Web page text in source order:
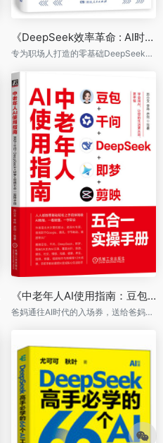
《DeepSeek效率革命 : AI时代的职场进化手册》
专为职场人打造的零基础DeepSeek使用指南
《中老年人AI使用指南：豆包+千问+DeepSeek+即梦+剪映五合一实操手册》
爸妈通往AI时代的入场券，送给爸妈，让他们跟上这个时代